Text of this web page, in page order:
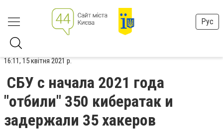
Рус
16:11, 15 квітня 2021 р.
СБУ с начала 2021 года
"отбили" 350 кибератак и
задержали 35 хакеров